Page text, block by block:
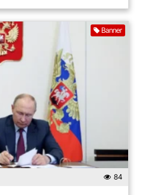
Banner
84